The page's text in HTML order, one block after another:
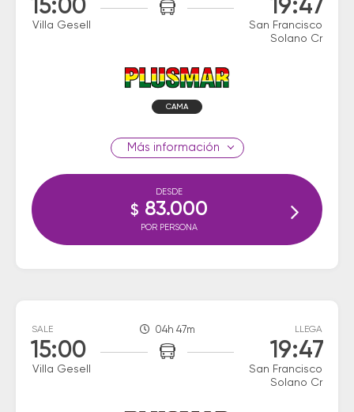
15:00
Villa Gesell
19:47
San Francisco
Solano Cr
CAMA
información
DESDE
$ 83.000
POR PERSONA
SALE
15:00
Villa Gesell
04h 47m LLEGA
19:47
San Francisco
Solano Cr